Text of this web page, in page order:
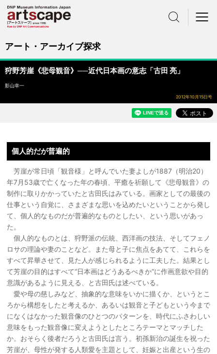
アート・アーカイブ探求
狩野芳崖《悲母観音》──近代日本画の意志「古田 亮」
影山幸一
2012年10月15日号
個人的だが普遍的
芳崖が常日頃「観音様」と呼んでいた妻よしが1887（明治20）
年7月53歳で亡くなった年の春頃、平癒を祈願して《悲母観音》の
制作に取りかかっていたと古田氏はみている。画家としての最後の
仕事という自覚に、さまざまな思いを込めたいということから発し
て、個人的なものだが普遍的なものとしたい、という思いがあっ
た。
個人的なものとは、狩野派の伝統、西洋画の技法、そしてフェノ
ロサの理論や妻のことなど。また母と子に焦点をあてて、これらを
すべて昇華させて、見た人が感じられるように工夫した。結果とし
て芳崖の目的はすべて“日本画はどうあるべきか”に作画意欲や目的
意識があるように見える、と古田氏は述べている。
愛や母の慈しみなど、抽象的な意味をいかに描くか、というとこ
ろから構想をしたと考えるか、あるいは観音と子どもという今まで
になくはなかった観音像のひとつのパターンを、時代にふさわしい
意味をもった観音像に変えようとしたところテーマとマッチした
か。おそらく後者だろうと古田氏は言う。初孫新治の誕生を祝った
芳崖が、母性が発する人類愛を主題として、妊娠と出産という生の
サイト内検索